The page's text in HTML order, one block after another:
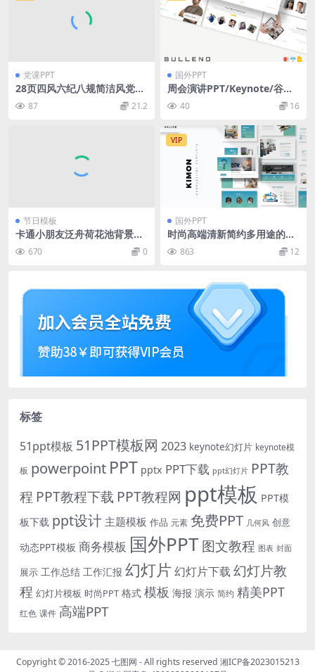
党课PPT
28页四风六纪八规简洁风党的
作风建设党课课件PPT
87 21.2
国外PPT
周会演讲PPT/Keynote/谷歌
幻灯片三合一模板 Bullen – P
resentation PPTX / GSlides
/ Key
40 16
节日模板
卡通小朋友泛舟荷花池背景立
夏主题班会PPT模板
670 0
VIP
国外PPT
时尚高端清新简约多用途的高
品质工作总结Google Sliedes
谷歌幻灯片powerpoint演示
863 12
标签
51ppt模板 51PPT模板网 2023 keynote幻灯片 keynote模
板 powerpoint PPT pptx PPT下载 ppt幻灯片 PPT教
程 PPT教程下载 PPT教程网 ppt模板 PPT模
板下载 ppt设计 主题模板 作品 元素 免费PPT 几何风 创意
动态PPT模板 商务模板 国外PPT图文教程 图表 封面
展示 工作总结 工作汇报 幻灯片 幻灯片下载 幻灯片教
程 幻灯片模板 时尚PPT 格式 模板 海报 演示 简约 精美PPT
红色 课件 高端PPT
Copyright © 2016-2025七图网 - All rights reserved 湘ICP备2023015213